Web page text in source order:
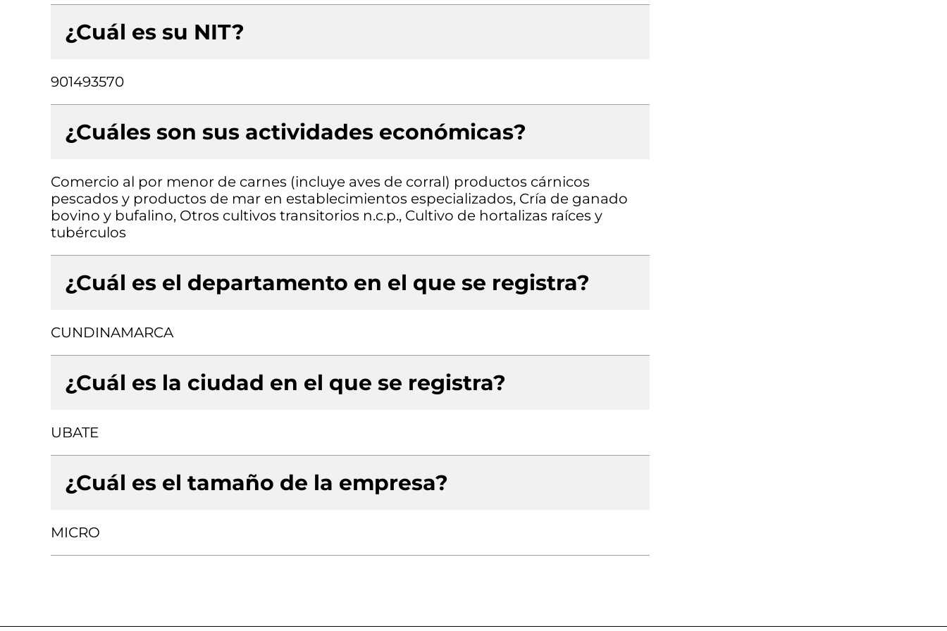
¿Cuál es su NIT?
901493570
¿Cuáles son sus actividades económicas?
Comercio al por menor de carnes (incluye aves de corral) productos cárnicos
pescados y productos de mar en establecimientos especializados, Cría de ganado
bovino y bufalino, Otros cultivos transitorios n.c.p., Cultivo de hortalizas raíces y
tubérculos
¿Cuál es el departamento en el que se registra?
CUNDINAMARCA
¿Cuál es la ciudad en el que se registra?
UBATE
¿Cuál es el tamaño de la empresa?
MICRO